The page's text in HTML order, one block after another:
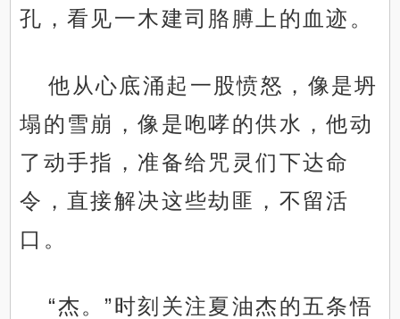
孔，看见一木建司胳膊上的血迹。
他从心底涌起一股愤怒，像是坍
塌的雪崩，像是咆哮的供水，他动
了动手指，准备给咒灵们下达命
令，直接解决这些劫匪，不留活
口。
“杰。”时刻关注夏油杰的五条悟